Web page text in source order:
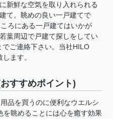
新鮮な空気を取り入れられる
て。眺めの良い一戸建てで
ろにある一戸建てはいかが
葉周辺で戸建て探しをしてい
ご連絡下さい。当社HILO
ます。
すすめポイント)
品を買うのに便利なウエルシ
を眺めることには心を癒す効果